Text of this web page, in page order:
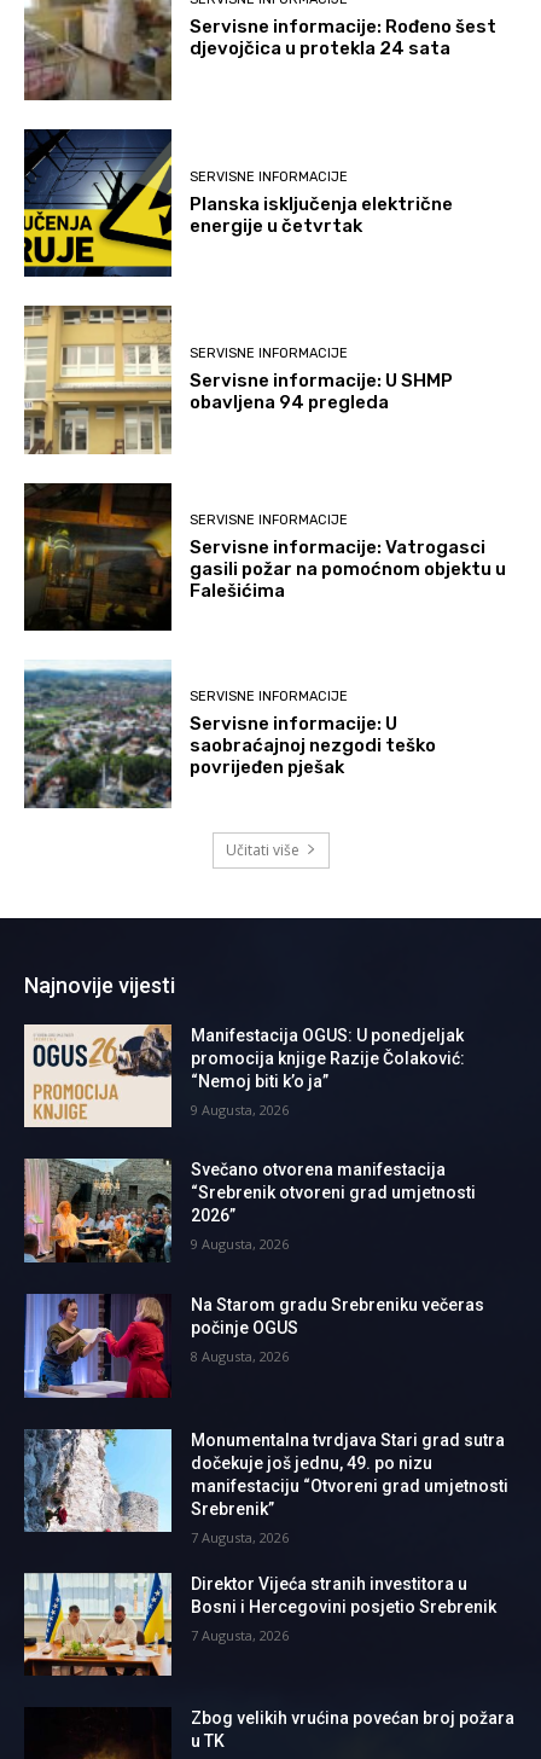
Servisne informacije: Rođeno šest
djevojčica u protekla 24 sata
SERVISNE INFORMACIJE
Planska isključenja električne
energije u četvrtak
SERVISNE INFORMACIJE
Servisne informacije: U SHMP
obavljena 94 pregleda
SERVISNE INFORMACIJE
Servisne informacije: Vatrogasci
gasili požar na pomoćnom objektu u
Falešićima
SERVISNE INFORMACIJE
Servisne informacije: U
saobraćajnoj nezgodi teško
povrijeđen pješak
Učitati više
Najnovije vijesti
Manifestacija OGUS: U ponedjeljak
promocija knjige Razije Čolaković:
“Nemoj biti k’o ja”
9 Augusta, 2026
Svečano otvorena manifestacija
“Srebrenik otvoreni grad umjetnosti
2026”
9 Augusta, 2026
Na Starom gradu Srebreniku večeras
počinje OGUS
8 Augusta, 2026
Monumentalna tvrdjava Stari grad sutra
dočekuje još jednu, 49. po nizu
manifestaciju “Otvoreni grad umjetnosti
Srebrenik”
7 Augusta, 2026
Direktor Vijeća stranih investitora u
Bosni i Hercegovini posjetio Srebrenik
7 Augusta, 2026
Zbog velikih vrućina povećan broj požara
u TK